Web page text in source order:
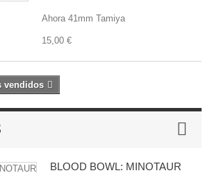
Ahora 41mm Tamiya
15,00 €
vendidos
BLOOD BOWL: MINOTAUR